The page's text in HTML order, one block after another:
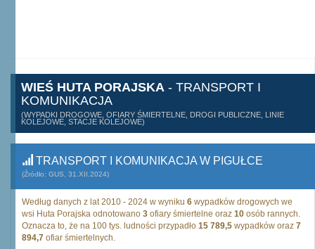
WIEŚ HUTA PORAJSKA - TRANSPORT I
KOMUNIKACJA
(WYPADKI DROGOWE, OFIARY ŚMIERTELNE, DROGI PUBLICZNE, LINIE
KOLEJOWE, STACJE KOLEJOWE)
TRANSPORT I KOMUNIKACJA W PIGUŁCE
(Źródło: GUS, 31.XII.2024)
Według danych z lat 2010 - 2024 w wyniku 6 wypadków drogowych we
wsi Huta Porajska odnotowano 3 ofiary śmiertelne oraz 10 osób rannych.
Oznacza to, że na 100 tys. ludności przypadło 15 789,5 wypadków oraz 7
894,7 ofiar śmiertelnych.